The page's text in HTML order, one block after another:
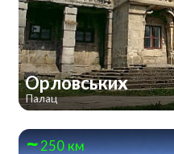
Орловських
Палац
250 км